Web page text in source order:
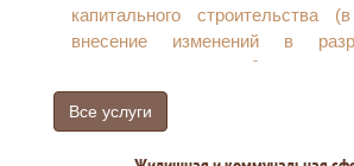
Сверка арендных платежей с
земельных участков,
находящегося в
муниципальной собственности,
или юридическому лицу в
капитального строительства
внесение изменений в
строительство объекта
строительства и внесение
разрешение на
Все услуги